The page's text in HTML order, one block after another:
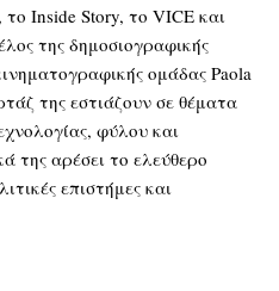
Inside Story, το VICE και
της δημοσιογραφικής
ομάδας Paola
της εστιάζουν σε θέματα
φύλου και
της αρέσει το ελεύθερο
επιστήμες και